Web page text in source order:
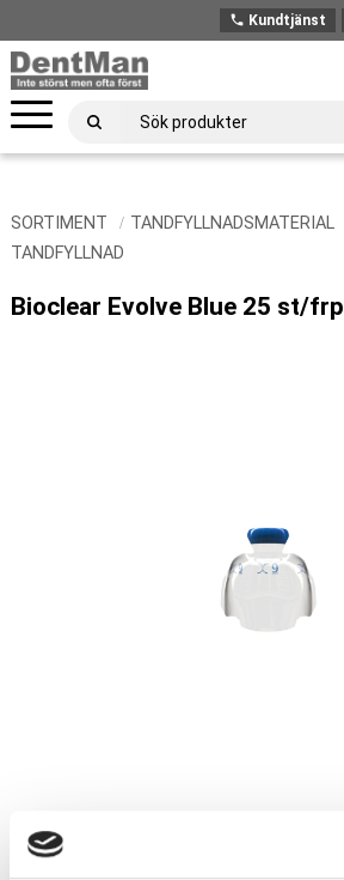
Meny
phone Kundtjänst
SORTIMENT TANDFYLLNADSMATERIAL
TANDFYLLNAD
Bioclear Evolve Blue 25 st/frp